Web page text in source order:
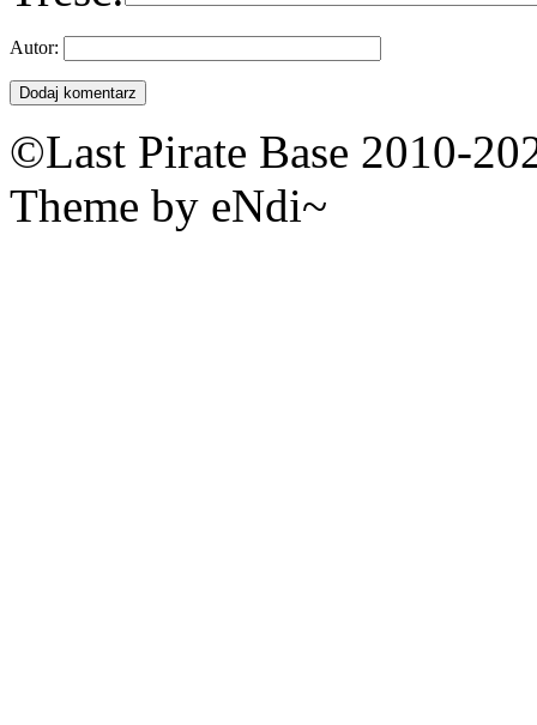
Autor:
©Last Pirate Base 2010-
Theme by eNdi~